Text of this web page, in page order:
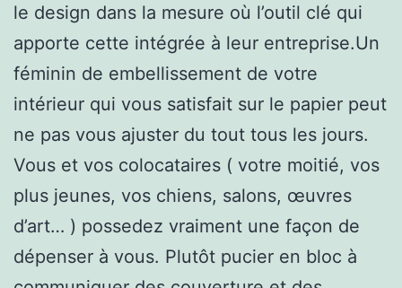
le design dans la mesure où l’outil clé qui
apporte cette intégrée à leur entreprise.Un
féminin de embellissement de votre
intérieur qui vous satisfait sur le papier peut
ne pas vous ajuster du tout tous les jours.
Vous et vos colocataires ( votre moitié, vos
plus jeunes, vos chiens, salons, œuvres
d’art… ) possedez vraiment une façon de
dépenser à vous. Plutôt pucier en bloc à